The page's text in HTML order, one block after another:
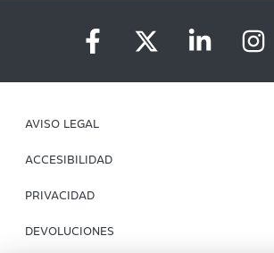
AVISO LEGAL
ACCESIBILIDAD
PRIVACIDAD
DEVOLUCIONES